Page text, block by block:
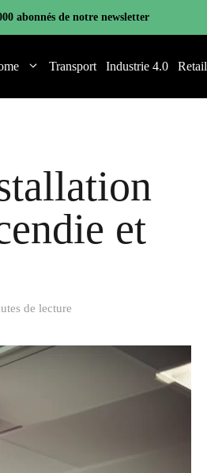
abonnés de notre newsletter
Transport Industrie 4.0 Retail
et
de lecture